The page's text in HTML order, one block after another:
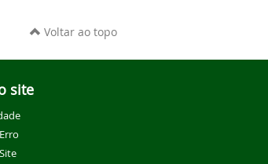
Voltar ao topo
site